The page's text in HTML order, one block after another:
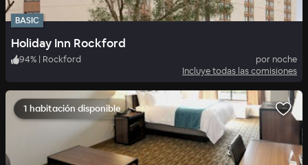
BASIC
Holiday Inn Rockford
94% | Rockford
por noche
Incluye todas las comisiones
1 habitación disponible